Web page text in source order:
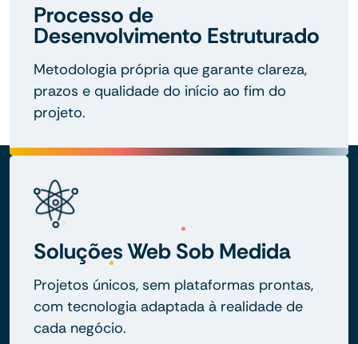
Processo de
Desenvolvimento Estruturado
Metodologia própria que garante clareza,
prazos e qualidade do início ao fim do
projeto.
Soluções Web Sob Medida
Projetos únicos, sem plataformas prontas,
com tecnologia adaptada à realidade de
cada negócio.